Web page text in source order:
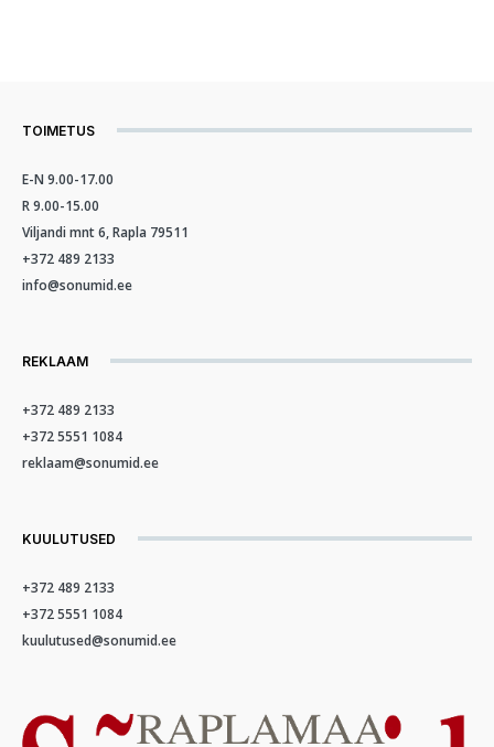
TOIMETUS
E-N 9.00-17.00
R 9.00-15.00
Viljandi mnt 6, Rapla 79511
+372 489 2133
info@sonumid.ee
REKLAAM
+372 489 2133
+372 5551 1084
reklaam@sonumid.ee
KUULUTUSED
+372 489 2133
+372 5551 1084
kuulutused@sonumid.ee